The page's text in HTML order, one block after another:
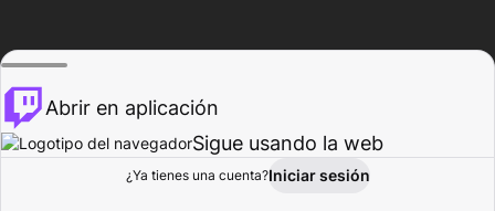
Explorar Actividad
Abrir en aplicación
Sigue usando la web
¿Ya tienes una cuenta?Iniciar sesión